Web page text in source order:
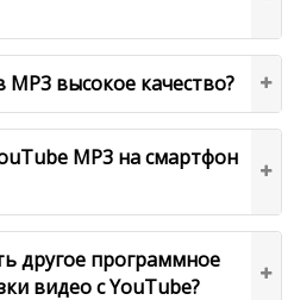
высокое качество?
MP3 на смартфон
другое программное
видео с YouTube?